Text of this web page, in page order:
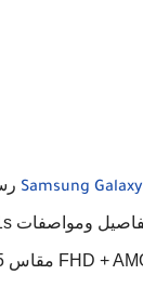
Samsung Galaxy